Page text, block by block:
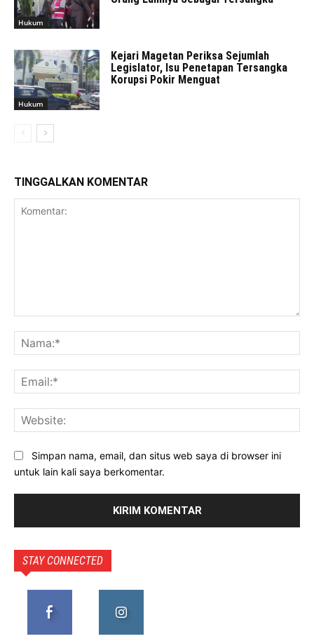
Hukum
Hukum
Kejari Magetan Periksa Sejumlah
Legislator, Isu Penetapan Tersangka
Korupsi Pokir Menguat
TINGGALKAN KOMENTAR
Simpan nama, email, dan situs web saya di browser ini
untuk lain kali saya berkomentar.
STAY CONNECTED